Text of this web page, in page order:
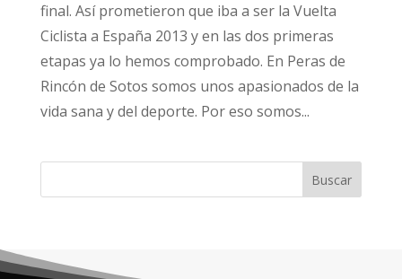
final. Así prometieron que iba a ser la Vuelta
Ciclista a España 2013 y en las dos primeras
etapas ya lo hemos comprobado. En Peras de
Rincón de Sotos somos unos apasionados de la
vida sana y del deporte. Por eso somos...
Buscar